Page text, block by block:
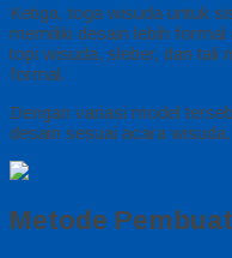
Ketiga, toga wisuda untuk
memiliki desain lebih
topi wisuda, sleber, dan tali
formal.
Dengan variasi model
desain sesuai acara wisuda.
Metode